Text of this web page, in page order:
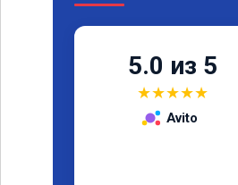
5.0 из 5
★★★★★
Avito